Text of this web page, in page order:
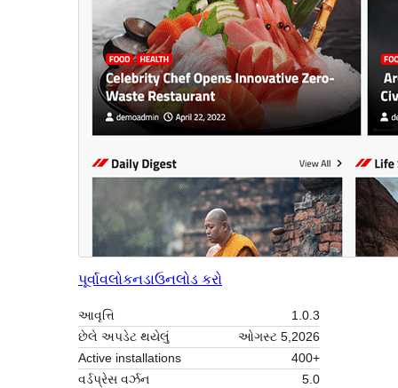
પૂર્વાવલોકનડાઉનલોડ કરો
આવૃત્તિ
1.0.3
છેલે અપડેટ થયેલું
ઓગસ્ટ 5,2026
Active installations
400+
વર્ડપ્રેસ વર્ઝન
5.0